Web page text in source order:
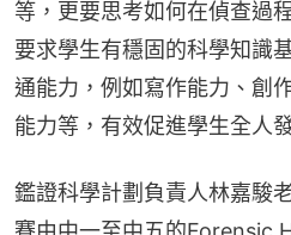
等，更要思考如何在偵查過
要求學生有穩固的科學知識
通能力，例如寫作能力、創
能力等，有效促進學生全人
鑑證科學計劃負責人林嘉駿